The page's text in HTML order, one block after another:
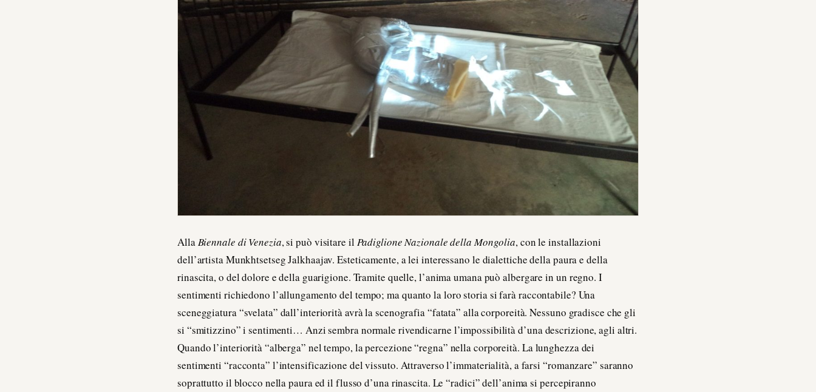
Alla Biennale di Venezia, si può visitare il Padiglione Nazionale della Mongolia, con le installazioni
dell’artista Munkhtsetseg Jalkhaajav. Esteticamente, a lei interessano le dialettiche della paura e della
rinascita, o del dolore e della guarigione. Tramite quelle, l’anima umana può albergare in un regno. I
sentimenti richiedono l’allungamento del tempo; ma quanto la loro storia si farà raccontabile? Una
sceneggiatura “svelata” dall’interiorità avrà la scenografia “fatata” alla corporeità. Nessuno gradisce che gli
si “smitizzino” i sentimenti… Anzi sembra normale rivendicarne l’impossibilità d’una descrizione, agli altri.
Quando l’interiorità “alberga” nel tempo, la percezione “regna” nella corporeità. La lunghezza dei
sentimenti “racconta” l’intensificazione del vissuto. Attraverso l’immaterialità, a farsi “romanzare” saranno
soprattutto il blocco nella paura ed il flusso d’una rinascita. Le “radici” dell’anima si percepiranno